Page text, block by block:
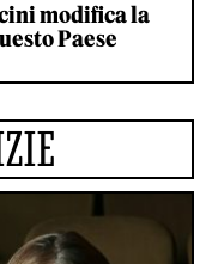
modifica la
Paese